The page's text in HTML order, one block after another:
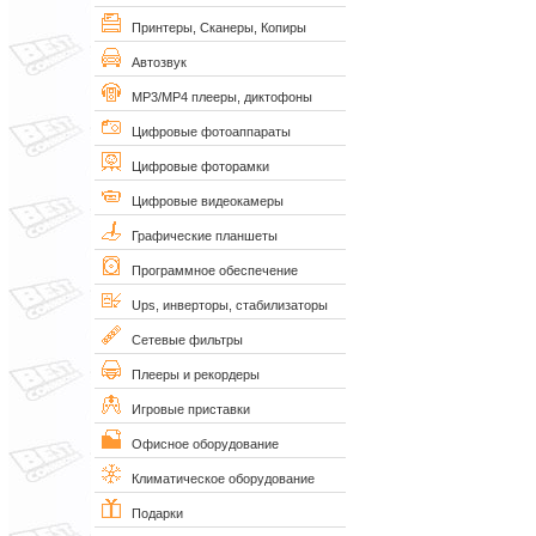
Принтеры, Сканеры, Копиры
Автозвук
MP3/MP4 плееры, диктофоны
Цифровые фотоаппараты
Цифровые фоторамки
Цифровые видеокамеры
Графические планшеты
Программное обеспечение
Ups, инверторы, стабилизаторы
Сетевые фильтры
Плееры и рекордеры
Игровые приставки
Офисное оборудование
Климатическое оборудование
Подарки